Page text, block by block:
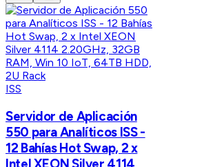
ISS
Servidor de Aplicación
550 para Analíticos ISS -
12 Bahías Hot Swap, 2 x
Intel XEON Silver 4114